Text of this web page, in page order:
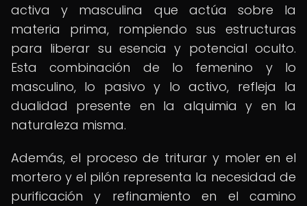
activa y masculina que actúa sobre la
materia prima, rompiendo sus estructuras
para liberar su esencia y potencial oculto.
Esta combinación de lo femenino y lo
masculino, lo pasivo y lo activo, refleja la
dualidad presente en la alquimia y en la
naturaleza misma.
Además, el proceso de triturar y moler en el
mortero y el pilón representa la necesidad de
purificación y refinamiento en el camino